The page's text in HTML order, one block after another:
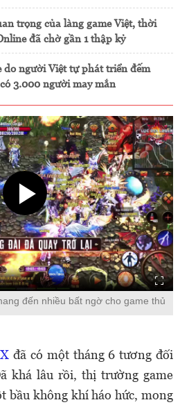
trọng của làng game Việt, thời
đã chờ gần 1 thập kỷ
do người Việt tự phát triển đếm
3.000 người may mắn
đến nhiều bất ngờ cho game thủ
đã có một tháng 6 tương đối
khá lâu rồi, thị trường game
bầu không khí háo hức, mong